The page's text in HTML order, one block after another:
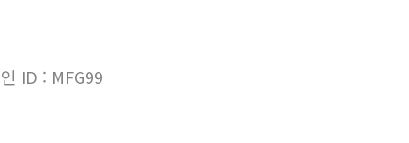
ID : MFG99